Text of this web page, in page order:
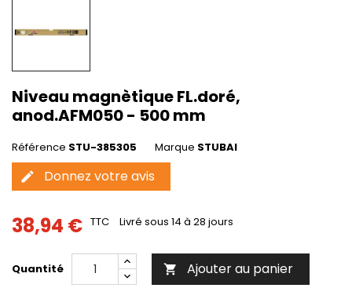
Niveau magnètique FL.doré,
anod.AFM050 - 500 mm
Référence STU-385305 Marque STUBAI
edit Donnez votre avis
38,94 € TTC Livré sous 14 à 28 jours
Quantité  Ajouter au panier